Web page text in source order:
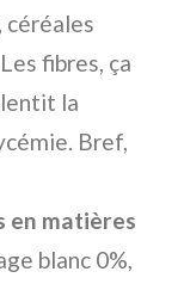
céréales
fibres, ça
la
Bref,
en matières
blanc 0%,